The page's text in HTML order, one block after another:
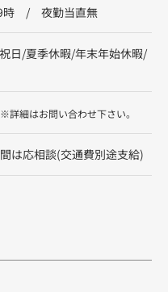
時 / 夜勤当直無
日/夏季休暇/年末年始休暇/
※詳細はお問い合わせ下さい。
は応相談(交通費別途支給)